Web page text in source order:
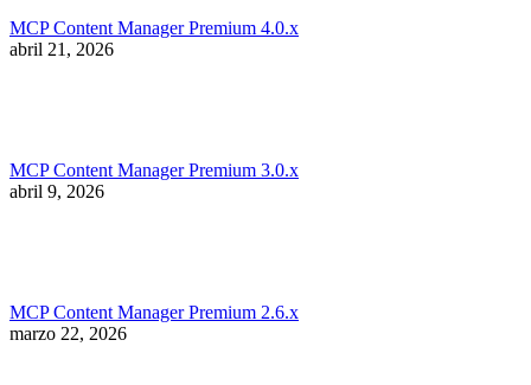
MCP Content Manager Premium 4.0.x
abril 21, 2026
MCP Content Manager Premium 3.0.x
abril 9, 2026
MCP Content Manager Premium 2.6.x
marzo 22, 2026